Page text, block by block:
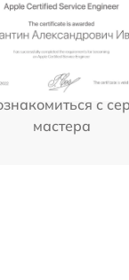
с
мастера